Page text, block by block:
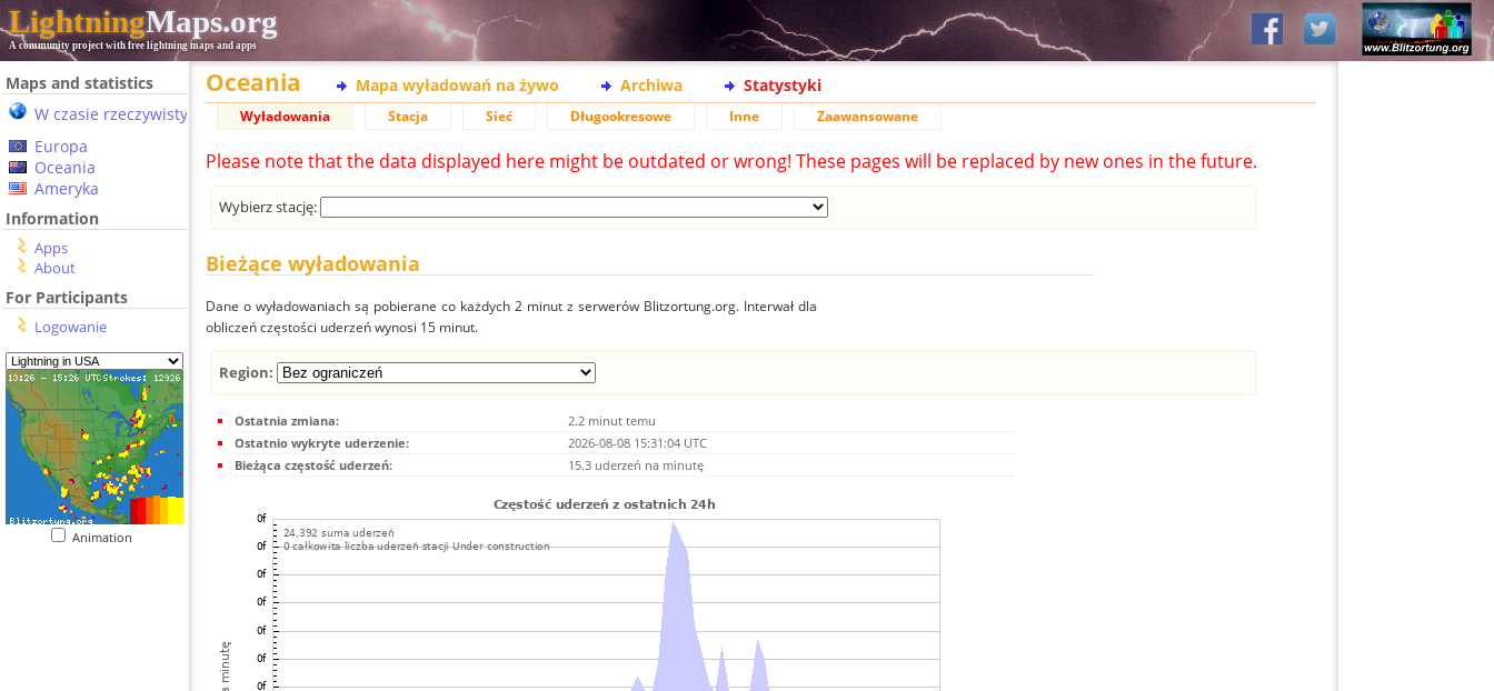
LightningMaps.org
A community project with free lightning maps and apps
Maps and statistics
W czasie rzeczywistym
Europa
Oceania
Ameryka
Information
Apps
About
For Participants
Logowanie
Animation
Oceania Mapa wyładowań na żywo Archiwa Statystyki
Wyładowania Stacja Sieć Długookresowe Inne Zaawansowane
Please note that the data displayed here might be outdated or wrong! These pages will be replaced by new ones in the future.
Wybierz stację:
Bieżące wyładowania
Dane o wyładowaniach są pobierane co każdych 2 minut z serwerów Blitzortung.org. Interwał dla
obliczeń częstości uderzeń wynosi 15 minut.
Region:
Ostatnia zmiana:
2.2 minut temu
Ostatnio wykryte uderzenie:
2026-08-08 15:31:04 UTC
Bieżąca częstość uderzeń:
15.3 uderzeń na minutę